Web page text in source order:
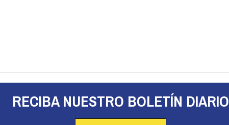
RECIBA NUESTRO BOLETÍN DIARIO